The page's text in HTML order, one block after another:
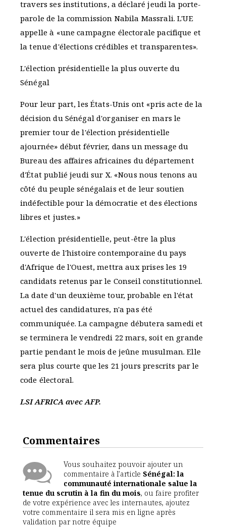
travers ses institutions, a déclaré jeudi la porte-
parole de la commission Nabila Massrali. L'UE
appelle à «une campagne électorale pacifique et
la tenue d'élections crédibles et transparentes».
L'élection présidentielle la plus ouverte du
Sénégal
Pour leur part, les États-Unis ont «pris acte de la
décision du Sénégal d'organiser en mars le
premier tour de l'élection présidentielle
ajournée» début février, dans un message du
Bureau des affaires africaines du département
d'État publié jeudi sur X. «Nous nous tenons au
côté du peuple sénégalais et de leur soutien
indéfectible pour la démocratie et des élections
libres et justes.»
L'élection présidentielle, peut-être la plus
ouverte de l'histoire contemporaine du pays
d'Afrique de l'Ouest, mettra aux prises les 19
candidats retenus par le Conseil constitutionnel.
La date d'un deuxième tour, probable en l'état
actuel des candidatures, n'a pas été
communiquée. La campagne débutera samedi et
se terminera le vendredi 22 mars, soit en grande
partie pendant le mois de jeûne musulman. Elle
sera plus courte que les 21 jours prescrits par le
code électoral.
LSI AFRICA avec AFP.
Commentaires
Vous souhaitez pouvoir ajouter un
commentaire à l'article Sénégal: la
communauté internationale salue la
tenue du scrutin à la fin du mois, ou faire profiter
de votre expérience avec les internautes, ajoutez
votre commentaire il sera mis en ligne après
validation par notre équipe